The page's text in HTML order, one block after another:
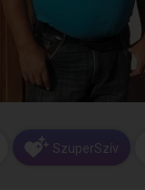
SzuperSzív